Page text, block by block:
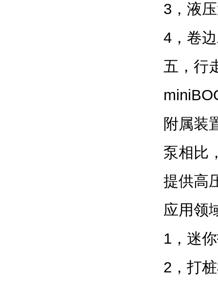
3，液
4，卷
五，行
附属装
泵相比
提供高
应用领
1，迷
2，打